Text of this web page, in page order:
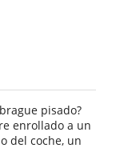
pisado?
enrollado a un
del coche, un